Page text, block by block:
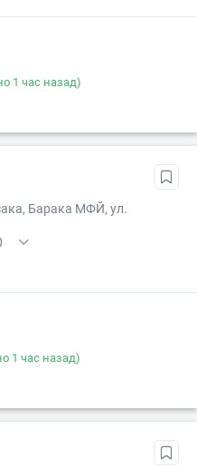
1 час назад)
Барака МФЙ, ул.
1 час назад)